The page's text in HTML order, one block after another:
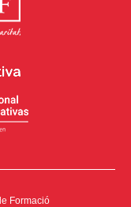
Formació